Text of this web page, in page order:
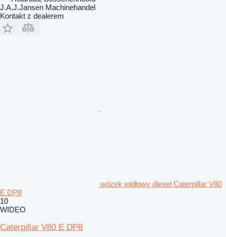
J.A.J.Jansen Machinehandel
Kontakt z dealerem
wózek widłowy diesel Caterpillar V80
E DP8
10
WIDEO
Caterpillar V80 E DP8